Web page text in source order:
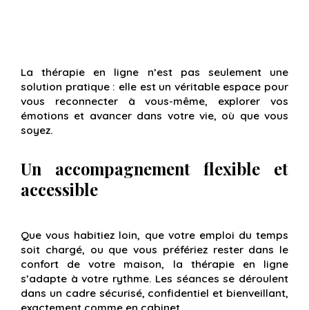
La thérapie en ligne n’est pas seulement une
solution pratique : elle est un véritable espace pour
vous reconnecter à vous-même, explorer vos
émotions et avancer dans votre vie, où que vous
soyez.
Un accompagnement flexible et
accessible
Que vous habitiez loin, que votre emploi du temps
soit chargé, ou que vous préfériez rester dans le
confort de votre maison, la thérapie en ligne
s’adapte à votre rythme. Les séances se déroulent
dans un cadre sécurisé, confidentiel et bienveillant,